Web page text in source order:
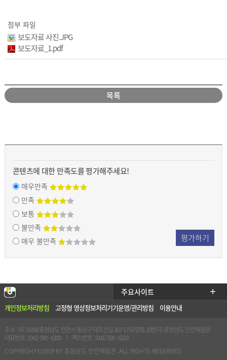
첨부 파일
보도자료 사진.JPG
보도자료_1.pdf
목록
콘텐츠에 대한 만족도를 평가해주세요!
매우만족
만족
보통
불만족
매우 불만족
평가하기
개인정보처리방침 고정형 영상정보처리기기운영/관리방침 이용안내
충남
안전
관 인
스타
그램
주요사이트
주소 : 우) 31068 충청남도 천안시 동남구 태조산길 267-17(유량동 25번지) 충청남도 안전체험관
대표번호 : (041) 590 - 6300
팩스번호 : (041) 590 - 6219
COPYRIGHT©2019 BY 충청남도 안전체험관. ALL RIGHTS RESERVED.